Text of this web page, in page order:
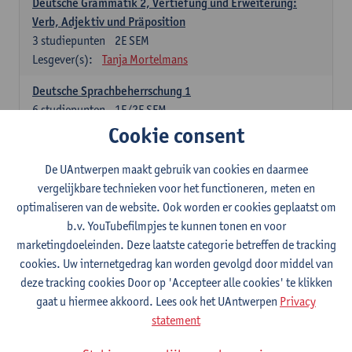
Verb, Adjektiv und Präposition
2E SEM
3 studiepunten
Lesgever(s):
Tanja Mortelmans
Deutsche Sprachbeherrschung 1
1E/2E SEM
6studiepunten
Tanja Mortelmans Alex Haider
Raum
1E/2E SEM
6 studiepunten
Lesgever(s):
Carola Strobl Alex Haider
Engels: verplichte opleidingsonderdelen
Advanced English Grammar for English Language
Professionals
1E/2E SEM
Lesgever(s):
Jim Ureel
Cookie consent
De UAntwerpen maakt gebruik van cookies en daarmee
vergelijkbare technieken voor het functioneren, meten en
optimaliseren van de website. Ook worden er cookies geplaatst om
b.v. YouTubefilmpjes te kunnen tonen en voor
marketingdoeleinden. Deze laatste categorie betreffen de tracking
cookies. Uw internetgedrag kan worden gevolgd door middel van
deze tracking cookies Door op 'Accepteer alle cookies' te klikken
gaat u hiermee akkoord. Lees ook het UAntwerpen Privacy
statement